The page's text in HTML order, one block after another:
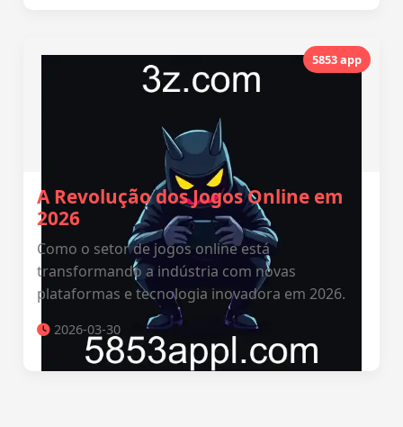
5853 app
A Revolução dos Jogos Online em
2026
Como o setor de jogos online está
transformando a indústria com novas
plataformas e tecnologia inovadora em 2026.
2026-03-30